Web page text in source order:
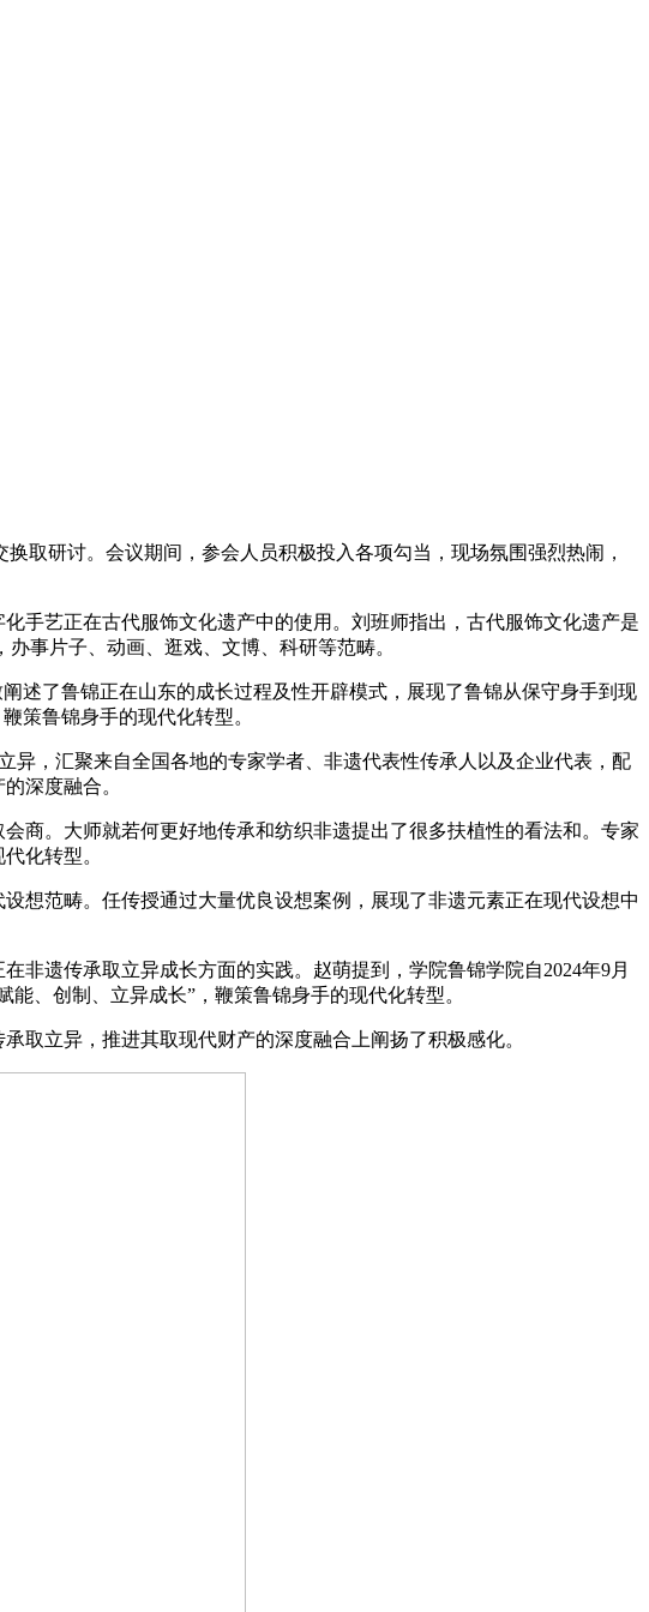
研讨。会议期间，参会人员积极投入各项勾当，现场氛围强烈热闹，
艺正在古代服饰文化遗产中的使用。刘班师指出，古代服饰文化遗产是
事片子、动画、逛戏、文博、科研等范畴。
了鲁锦正在山东的成长过程及性开辟模式，展现了鲁锦从保守身手到现
策鲁锦身手的现代化转型。
，汇聚来自全国各地的专家学者、非遗代表性传承人以及企业代表，配
深度融合。
。大师就若何更好地传承和纺织非遗提出了很多扶植性的看法和。专家
化转型。
范畴。任传授通过大量优良设想案例，展现了非遗元素正在现代设想中
遗传承取立异成长方面的实践。赵萌提到，学院鲁锦学院自2024年9月
、创制、立异成长”，鞭策鲁锦身手的现代化转型。
立异，推进其取现代财产的深度融合上阐扬了积极感化。